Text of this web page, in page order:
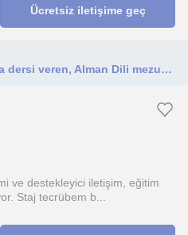
Ücretsiz iletişime geç
Her yaşa İngilizce ve Almanca dersi veren, Alman Dili mezunu, Bursa merkezli öğretmenim.
ve destekleyici iletişim, eğitim
Staj tecrübem b...